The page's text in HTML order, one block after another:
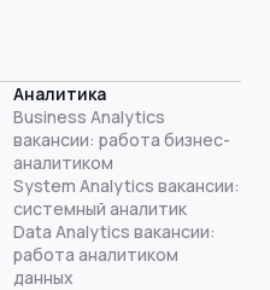
Аналитика
Business Analytics
вакансии: работа бизнес-
аналитиком
System Analytics вакансии:
системный аналитик
Data Analytics вакансии:
работа аналитиком
данных